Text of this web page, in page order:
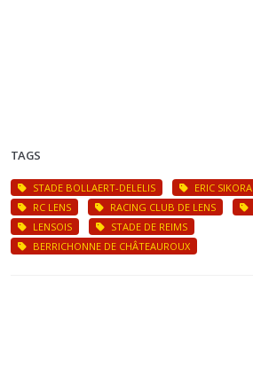
TAGS
STADE BOLLAERT-DELELIS ERIC SIKORA
RC LENS
RACING CLUB DE LENS
LENSOIS
STADE DE REIMS
BERRICHONNE DE CHÂTEAUROUX